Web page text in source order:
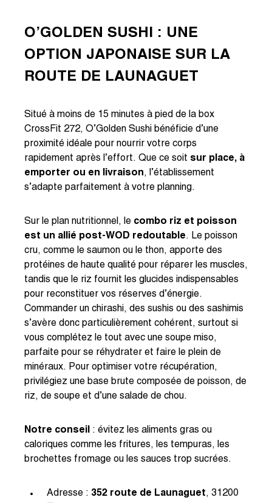
O’GOLDEN SUSHI : UNE
OPTION JAPONAISE SUR LA
ROUTE DE LAUNAGUET
Situé à moins de 15 minutes à pied de la box
CrossFit 272, O’Golden Sushi bénéficie d’une
proximité idéale pour nourrir votre corps
rapidement après l’effort. Que ce soit sur place, à
emporter ou en livraison, l’établissement
s’adapte parfaitement à votre planning.
Sur le plan nutritionnel, le combo riz et poisson
est un allié post-WOD redoutable. Le poisson
cru, comme le saumon ou le thon, apporte des
protéines de haute qualité pour réparer les muscles,
tandis que le riz fournit les glucides indispensables
pour reconstituer vos réserves d’énergie.
Commander un chirashi, des sushis ou des sashimis
s’avère donc particulièrement cohérent, surtout si
vous complétez le tout avec une soupe miso,
parfaite pour se réhydrater et faire le plein de
minéraux. Pour optimiser votre récupération,
privilégiez une base brute composée de poisson, de
riz, de soupe et d’une salade de chou.
Notre conseil
: évitez les aliments gras ou
caloriques comme les fritures, les tempuras, les
brochettes fromage ou les sauces trop sucrées.
Adresse : 352 route de Launaguet, 31200